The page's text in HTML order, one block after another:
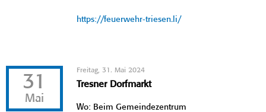
https://feuerwehr-triesen.li/
31
Mai
Freitag, 31. Mai 2024
Tresner Dorfmarkt
Wo: Beim Gemeindezentrum